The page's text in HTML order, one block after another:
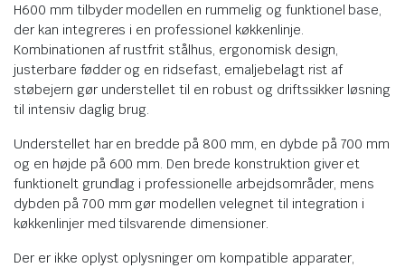
H600 mm tilbyder modellen en rummelig og funktionel base,
der kan integreres i en professionel køkkenlinje.
Kombinationen af rustfrit stålhus, ergonomisk design,
justerbare fødder og en ridsefast, emaljebelagt rist af
støbejern gør understellet til en robust og driftssikker løsning
til intensiv daglig brug.
Understellet har en bredde på 800 mm, en dybde på 700 mm
og en højde på 600 mm. Den brede konstruktion giver et
funktionelt grundlag i professionelle arbejdsområder, mens
dybden på 700 mm gør modellen velegnet til integration i
køkkenlinjer med tilsvarende dimensioner.
Der er ikke oplyst oplysninger om kompatible apparater,